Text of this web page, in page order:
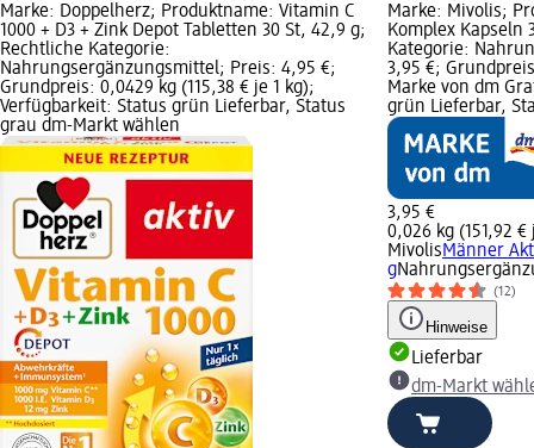
Marke: Doppelherz; Produktname: Vitamin C
1000 + D3 + Zink Depot Tabletten 30 St, 42,9 g;
Rechtliche Kategorie:
Nahrungsergänzungsmittel; Preis: 4,95 €;
Grundpreis: 0,0429 kg (115,38 € je 1 kg);
Verfügbarkeit: Status grün Lieferbar, Status
grau dm-Markt wählen
Marke: Mivolis;
Komplex Kapseln
Kategorie:
3,95 €;
Marke von dm
grün Lieferbar,
3,95 €
0,026 kg (151,92 €
MivolisMänner
g
(12)
Hinweise
Lieferbar
dm-Markt